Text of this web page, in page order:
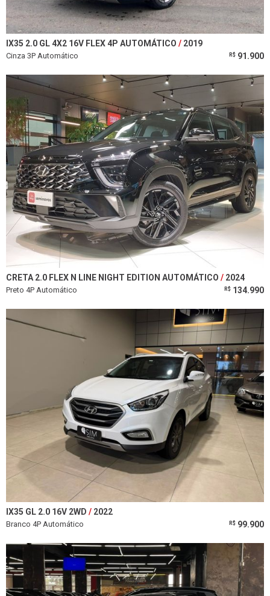
IX35 2.0 GL 4X2 16V FLEX 4P AUTOMÁTICO 2019
Cinza 3P Automático R$ 91.900
CRETA 2.0 FLEX N LINE NIGHT EDITION AUTOMÁTICO 2024
Preto 4P Automático R$ 134.990
IX35 GL 2.0 16V 2WD 2022
Branco 4P Automático R$ 99.900